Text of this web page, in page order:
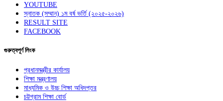
YOUTUBE
স্নাতক (সম্মান) ১ম বর্ষ ভর্তি (২০২৫-২০২৬)
RESULT SITE
FACEBOOK
গুরুত্বপূর্ণ লিংক
প্রধানমন্ত্রীর কার্যালয়
শিক্ষা মন্ত্রণালয়
মাধ্যমিক ও উচ্চ শিক্ষা অধিদপ্তর
চট্টগ্রাম শিক্ষা বোর্ড